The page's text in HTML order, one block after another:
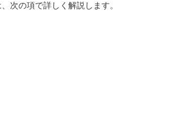
次の項で詳しく解説します。